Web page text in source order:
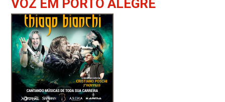
VOZ EM PORTO ALEGRE